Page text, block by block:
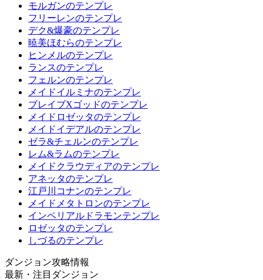
モルガンのテンプレ
フリーレンのテンプレ
デク&爆豪のテンプレ
暁美ほむらのテンプレ
ヒンメルのテンプレ
ランスのテンプレ
フェルンのテンプレ
メイドイルミナのテンプレ
ブレイブXゴッドのテンプレ
メイドロゼッタのテンプレ
メイドイデアルのテンプレ
ゼラ&チェルンのテンプレ
レム&ラムのテンプレ
メイドクラウディアのテンプレ
アネッタのテンプレ
江戸川コナンのテンプレ
メイドメタトロンのテンプレ
インペリアルドラモンテンプレ
ロゼッタのテンプレ
しづるのテンプレ
ダンジョン攻略情報
最新・注目ダンジョン